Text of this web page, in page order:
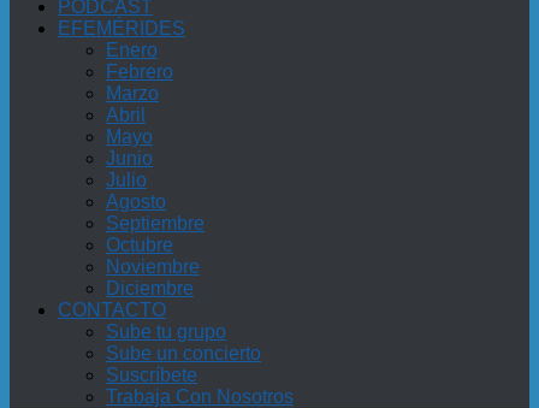
PODCAST
EFEMÉRIDES
Enero
Febrero
Marzo
Abril
Mayo
Junio
Julio
Agosto
Septiembre
Octubre
Noviembre
Diciembre
CONTACTO
Sube tu grupo
Sube un concierto
Suscríbete
Trabaja Con Nosotros